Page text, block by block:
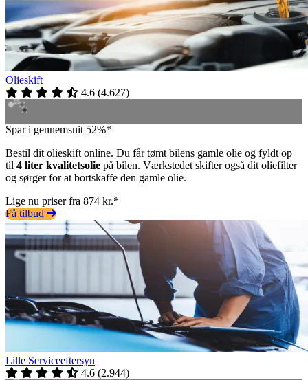
Olieskift
4.6 (4.627)
Spar i gennemsnit 52%*
Bestil dit olieskift online. Du får tømt bilens gamle olie og fyldt op
til 4 liter kvalitetsolie på bilen. Værkstedet skifter også dit oliefilter
og sørger for at bortskaffe den gamle olie.
Lige nu priser fra 874 kr.*
Få tilbud
Lille Serviceeftersyn
4.6 (2.944)